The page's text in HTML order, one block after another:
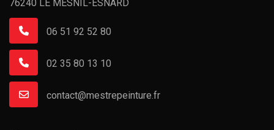
76240 LE MESNIL-ESNARD
06 51 92 52 80
02 35 80 13 10
contact@mestrepeinture.fr